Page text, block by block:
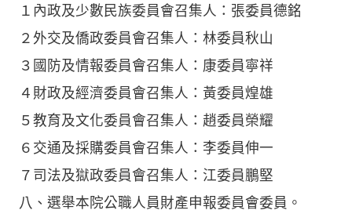
１內政及少數民族委員會召集人：張委員德銘
２外交及僑政委員會召集人：林委員秋山
３國防及情報委員會召集人：康委員寧祥
４財政及經濟委員會召集人：黃委員煌雄
５教育及文化委員會召集人：趙委員榮耀
６交通及採購委員會召集人：李委員伸一
７司法及獄政委員會召集人：江委員鵬堅
八、選舉本院公職人員財產申報委員會委員。